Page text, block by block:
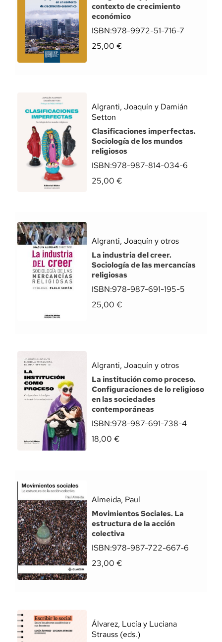
contexto de crecimiento
económico
ISBN:978-9972-51-716-7
25,00 €
Algranti, Joaquín y Damián
Setton
Clasificaciones imperfectas.
Sociología de los mundos
religiosos
ISBN:978-987-814-034-6
25,00 €
Algranti, Joaquín y otros
La industria del creer.
Sociología de las mercancías
religiosas
ISBN:978-987-691-195-5
25,00 €
Algranti, Joaquín y otros
La institución como proceso.
Configuraciones de lo religioso
en las sociedades
contemporáneas
ISBN:978-987-691-738-4
18,00 €
Almeida, Paul
Movimientos Sociales. La
estructura de la acción
colectiva
ISBN:978-987-722-667-6
23,00 €
Álvarez, Lucía y Luciana
Strauss (eds.)